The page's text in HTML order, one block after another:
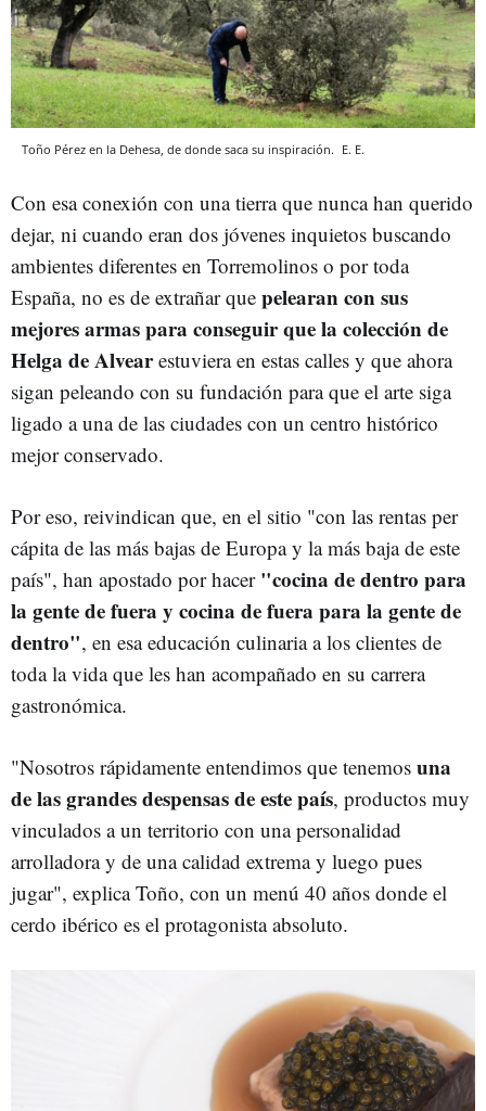
Toño Pérez en la Dehesa, de donde saca su inspiración. E. E.
Con esa conexión con una tierra que nunca han querido
dejar, ni cuando eran dos jóvenes inquietos buscando
ambientes diferentes en Torremolinos o por toda
España, no es de extrañar que pelearan con sus
mejores armas para conseguir que la colección de
Helga de Alvearestuviera en estas calles y que ahora
sigan peleando con su fundación para que el arte siga
ligado a una de las ciudades con un centro histórico
mejor conservado.
Por eso, reivindican que, en el sitio "con las rentas per
cápita de las más bajas de Europa y la más baja de este
país", han apostado por hacer "cocina de dentro para
la gente de fuera y cocina de fuera para la gente de
dentro", en esa educación culinaria a los clientes de
toda la vida que les han acompañado en su carrera
gastronómica.
"Nosotros rápidamente entendimos que tenemos una
de las grandes despensas de este país, productos muy
vinculados a un territorio con una personalidad
arrolladora y de una calidad extrema y luego pues
jugar", explica Toño, con un menú 40 años donde el
cerdo ibérico es el protagonista absoluto.